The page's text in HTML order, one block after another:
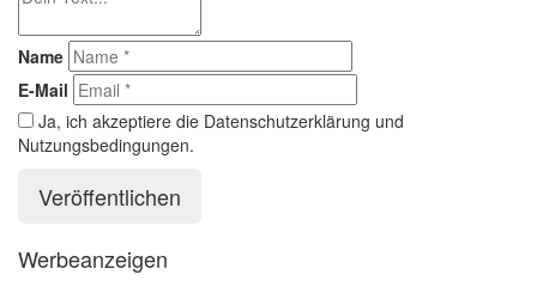
Name
E-Mail
Ja, ich akzeptiere die Datenschutzerklärung und
Nutzungsbedingungen.
Werbeanzeigen